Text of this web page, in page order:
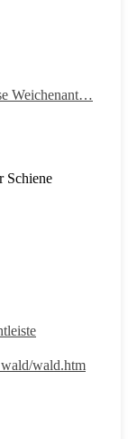
Weichenant…
Schiene
wald.htm